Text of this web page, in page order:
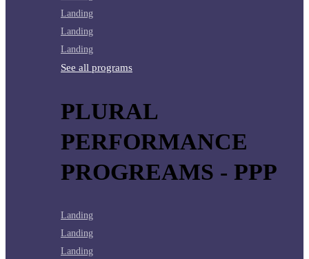
Landing
Landing
Landing
See all programs
PLURAL
PERFORMANCE
PROGREAMS - PPP
Landing
Landing
Landing